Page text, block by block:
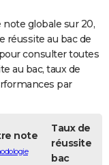
globale sur 20,
réussite au bac de
consulter toutes
au bac, taux de
par
note
Taux de
réussite
bac